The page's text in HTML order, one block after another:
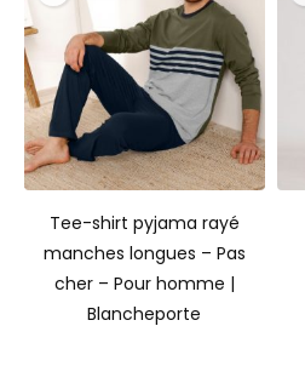
Tee-shirt pyjama rayé
manches longues – Pas
cher – Pour homme |
Blancheporte